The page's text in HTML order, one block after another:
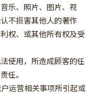
乐、照片、图片、视
不损害其他人的著作
权、或其他所有权及受
使用，所造成顾客的任
任。
运营相关事项所引起或